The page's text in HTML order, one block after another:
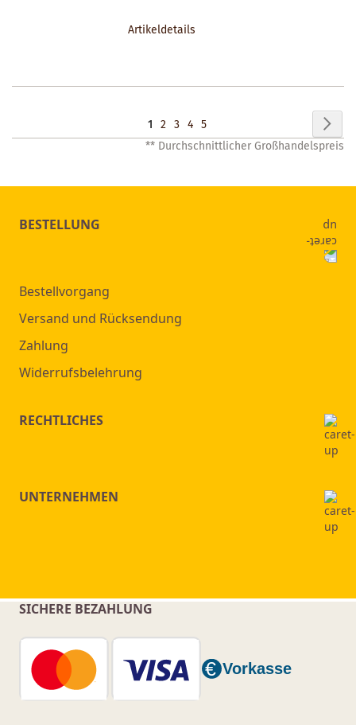
Artikeldetails
Seite
Sie
lesen
1 Seite
2 Seite
3 Seite
4 Seite
5
** Durchschnittlicher Großhandelspreis
BESTELLUNG
Bestellvorgang
Versand und Rücksendung
Zahlung
Widerrufsbelehrung
RECHTLICHES
UNTERNEHMEN
SICHERE BEZAHLUNG